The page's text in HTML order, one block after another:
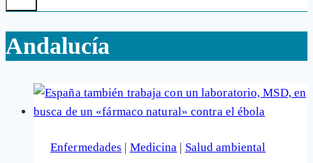
Andalucía
Enfermedades Medicina Salud ambiental